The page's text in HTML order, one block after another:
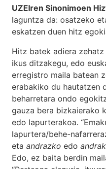
UZEIren Sinonimoen
laguntza da: osatzeko
eskatzen duen hitz
Hitz batek adiera
ikus ditzakegu, edo
erregistro maila batean
erabakiko du hautatzen
beharretara ondo
gauza bera bizkaierako
edo lapurterakoa.
lapurtera/behe-
eta andrazko edo
Edo, ez baita berdin